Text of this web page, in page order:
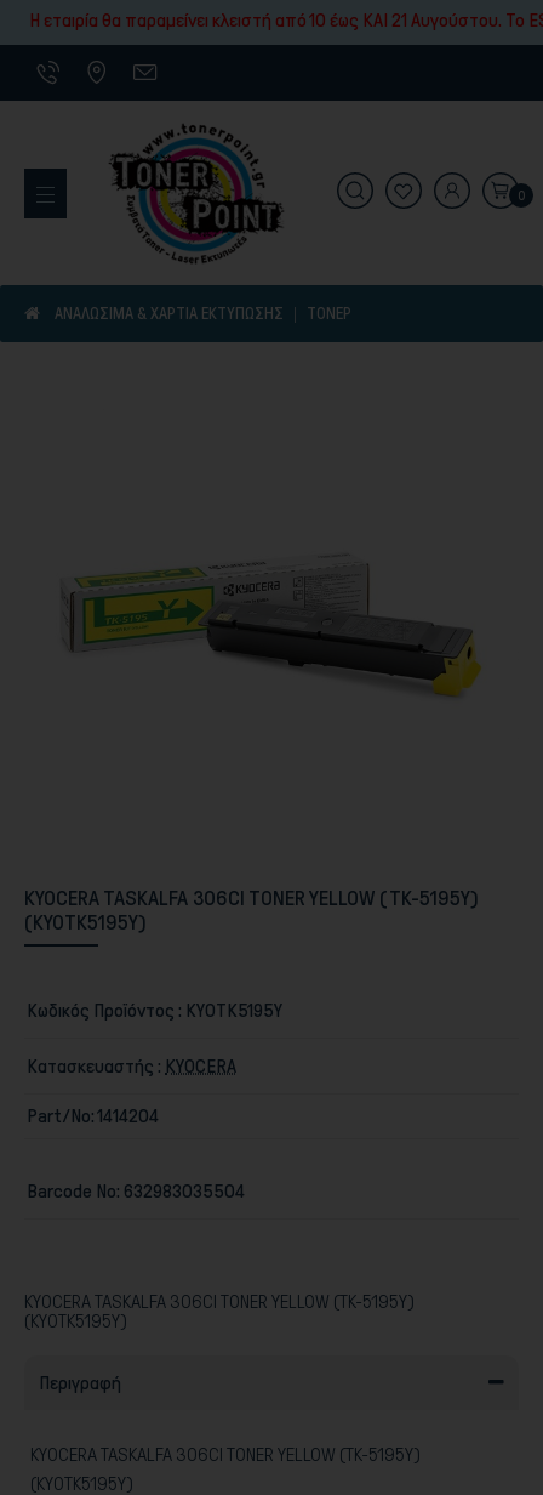
Η εταιρία θα παραμείνει κλειστή από 10 έως ΚΑΙ 21 Αυγούστου. To
Εκτυπωτικά Μηχανήματα
0
ΑΝΑΛΩΣΙΜΑ & ΧΑΡΤΙΑ ΕΚΤΥΠΩΣΗΣ ΤΌΝΕΡ
KYOCERA TASKALFA 306CI TONER YELLOW (TK-5195Y)
(KYOTK5195Y)
Κωδικός Προϊόντος : KYOTK5195Y
Κατασκευαστής : KYOCERA
Part/No:1414204
Barcode No: 632983035504
KYOCERA TASKALFA 306CI TONER YELLOW (TK-5195Y)
(KYOTK5195Y)
Περιγραφή
KYOCERA TASKALFA 306CI TONER YELLOW (TK-5195Y)
(KYOTK5195Y)